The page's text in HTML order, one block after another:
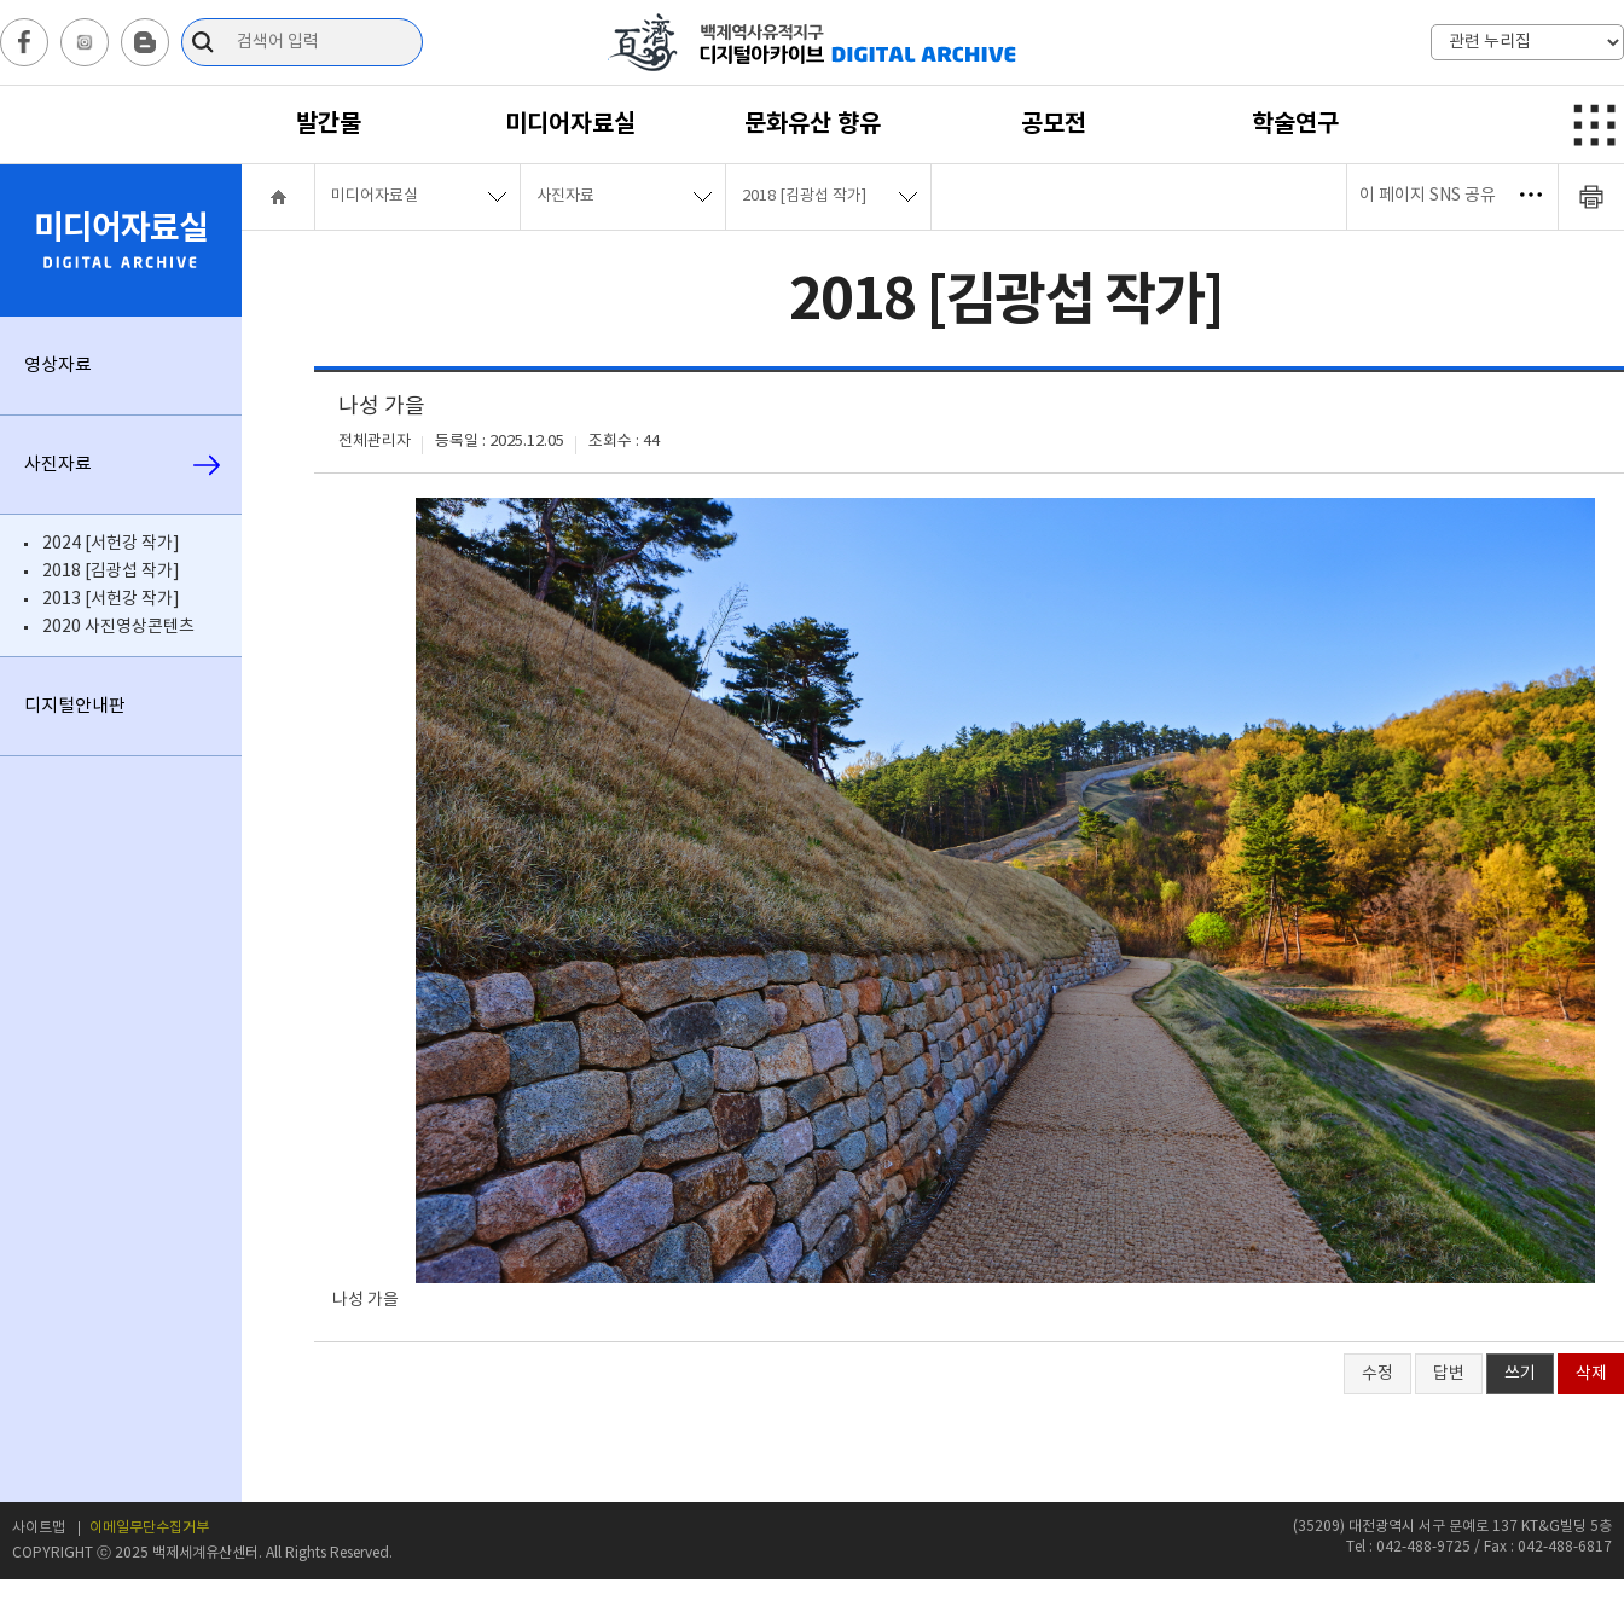
발간물 미디어자료실 문화유산 향유 공모전 학술연구
미디어자료실
영상자료
사진자료
2024 [서헌강 작가]
2018 [김광섭 작가]
2013 [서헌강 작가]
2020 사진영상콘텐츠
디지털안내판
미디어자료실 사진자료 2018 [김광섭 작가] 이 페이지 SNS 공유
2018 [김광섭 작가]
나성 가을
전체관리자 등록일 : 2025.12.05 조회수 : 44
나성 가을
수정 답변 쓰기 삭제
사이트맵
이메일무단수집거부
COPYRIGHT ⓒ 2025 백제세계유산센터. All Rights Reserved.
(35209) 대전광역시 서구 문예로 137 KT&G빌딩 5층
Tel : 042-488-9725 / Fax : 042-488-6817